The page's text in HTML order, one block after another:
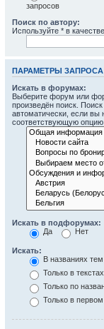
запросов
Поиск по автору:
Используйте * в
ПАРАМЕТРЫ ЗАПРОСА
Искать в форумах:
Выберите форум или
произведён поиск.
автоматически, если вы
соответствующую опцию
Искать в подфорумах:
Да
Нет
Искать:
В названиях
Только в
Только по
Только в